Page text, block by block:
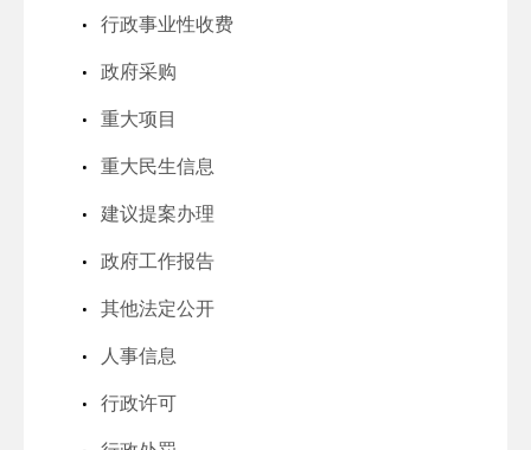
行政事业性收费
政府采购
重大项目
重大民生信息
建议提案办理
政府工作报告
其他法定公开
人事信息
行政许可